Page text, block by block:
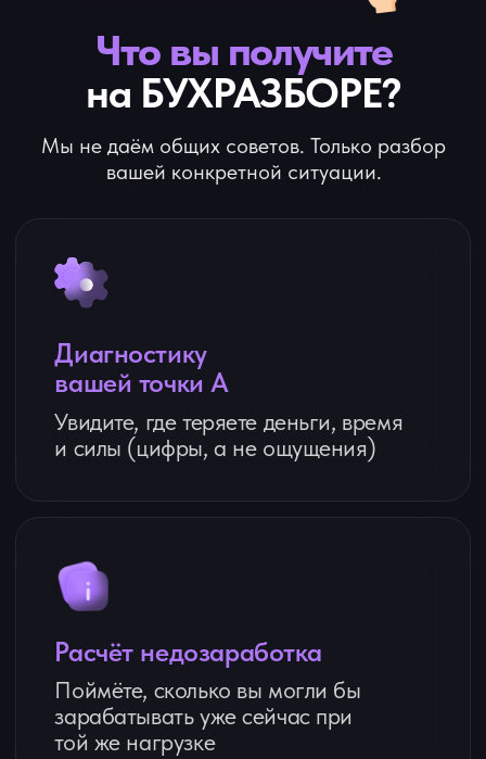
Чек-лист встречи и понимание
первых шагов
С чего начать внедрение системы,
Как проходит
продолжительность (60 мин),
удобное время
Анализ:текущая ситуация,
контроль отклонений фактической